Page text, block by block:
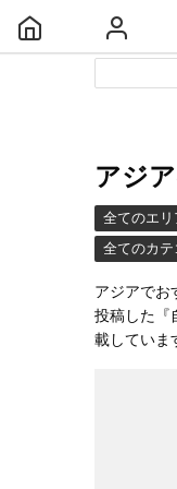
アジ
全てのエリ
全てのカテ
アジアでお
投稿した『
載していま